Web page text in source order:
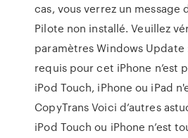
cas, vous verrez un message
Pilote non installé. Veuillez
paramètres Windows Update
requis pour cet iPhone n’est
iPod Touch, iPhone ou iPad
CopyTrans Voici d’autres
iPod Touch ou iPhone n’est